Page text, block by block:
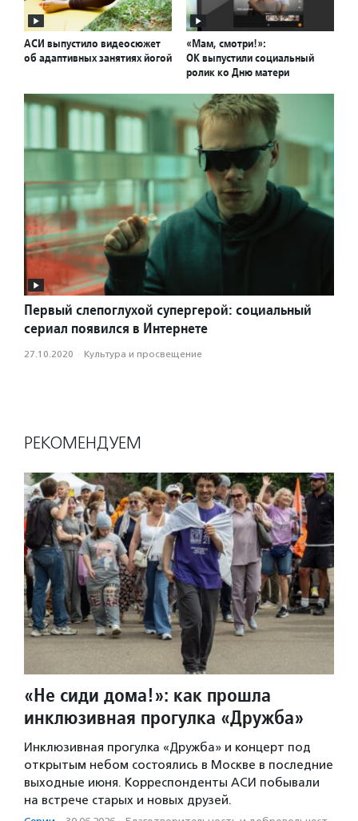
АСИ выпустило видеосюжет
об адаптивных занятиях йогой
«Мам, смотри!»:
ОК выпустили социальный
ролик ко Дню матери
Первый слепоглухой супергерой: социальный
сериал появился в Интернете
27.10.2020 · Культура и просвещение
РЕКОМЕНДУЕМ
«Не сиди дома!»: как прошла
инклюзивная прогулка «Дружба»
Инклюзивная прогулка «Дружба» и концерт под
открытым небом состоялись в Москве в последние
выходные июня. Корреспонденты АСИ побывали
на встрече старых и новых друзей.